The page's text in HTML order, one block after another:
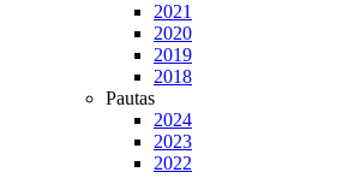
2021
2020
2019
2018
Pautas
2024
2023
2022